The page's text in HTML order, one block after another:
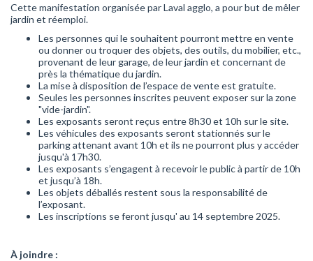
Cette manifestation organisée par Laval agglo, a pour but de mêler
jardin et réemploi.
Les personnes qui le souhaitent pourront mettre en vente
ou donner ou troquer des objets, des outils, du mobilier, etc.,
provenant de leur garage, de leur jardin et concernant de
près la thématique du jardin.
La mise à disposition de l’espace de vente est gratuite.
Seules les personnes inscrites peuvent exposer sur la zone
"vide-jardin".
Les exposants seront reçus entre 8h30 et 10h sur le site.
Les véhicules des exposants seront stationnés sur le
parking attenant avant 10h et ils ne pourront plus y accéder
jusqu'à 17h30.
Les exposants s’engagent à recevoir le public à partir de 10h
et jusqu’à 18h.
Les objets déballés restent sous la responsabilité de
l’exposant.
Les inscriptions se feront jusqu' au 14 septembre 2025.
À joindre :